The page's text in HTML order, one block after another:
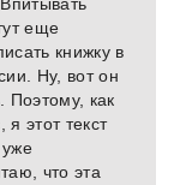
еще
книжку в
Ну, вот он
как
этот текст
уже
что эта